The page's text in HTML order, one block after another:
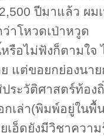
ปีมาแล้ว ผม
าโหวดเป่าหวูด
รือไม่ฟังก็ตามใจ
ย แต่ขอยกย่องนา
ระวัติศาสตร์ท้อง
กเล่า(พิมพ์อยู่ใน
เอ็ดยังมีวิชาควา